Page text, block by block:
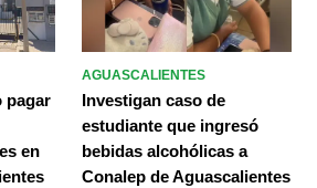
pagar
en
AGUASCALIENTES
Investigan caso de
estudiante que ingresó
bebidas alcohólicas a
Conalep de Aguascalientes